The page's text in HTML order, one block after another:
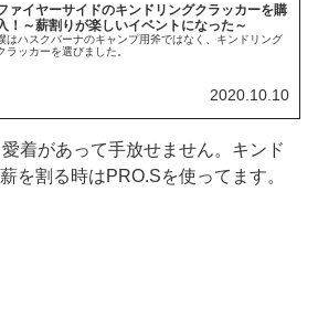
ァイヤーサイドのキンドリングクラッカーを購
！～薪割りが楽しいイベントになった～
はハスクバーナのキャンプ用斧ではなく、キンドリング
ラッカーを選びました。
2020.10.10
着があって手放せません。キンド
を割る時はPRO.Sを使ってます。